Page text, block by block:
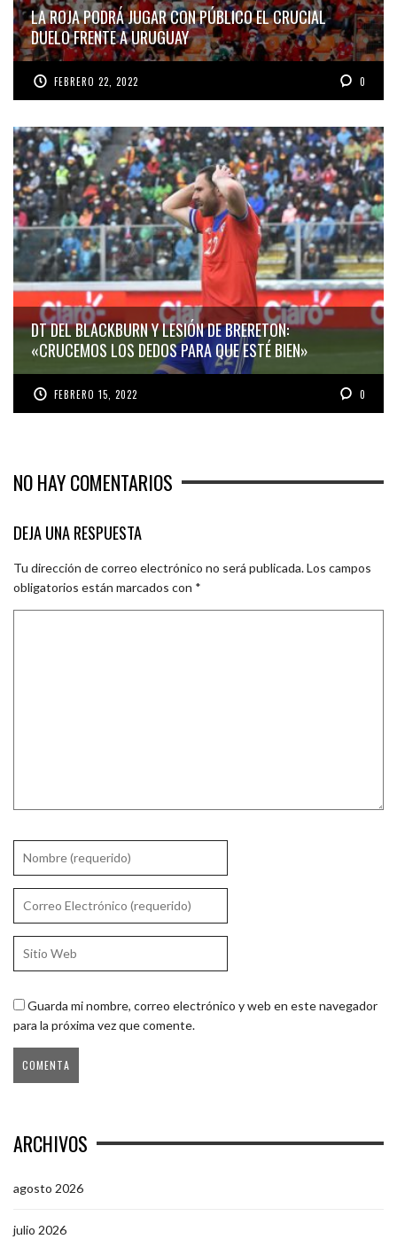
LA ROJA PODRÁ JUGAR CON PÚBLICO EL CRUCIAL
DUELO FRENTE A URUGUAY
FEBRERO 22, 2022 0
DT DEL BLACKBURN Y LESIÓN DE BRERETON:
«CRUCEMOS LOS DEDOS PARA QUE ESTÉ BIEN»
FEBRERO 15, 2022 0
NO HAY COMENTARIOS
DEJA UNA RESPUESTA
Tu dirección de correo electrónico no será publicada.Los campos
obligatorios están marcados con *
Guarda mi nombre, correo electrónico y web en este navegador
para la próxima vez que comente.
ARCHIVOS
agosto 2026
julio 2026